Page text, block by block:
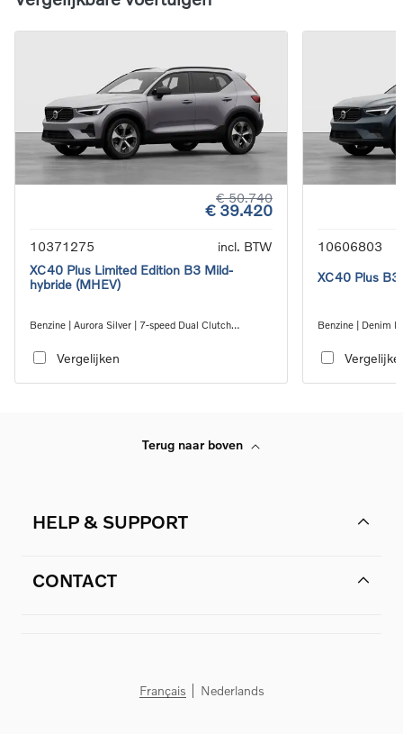
€ 50.740
€ 39.420
10371275
incl. BTW
XC40 Plus Limited Edition B3 Mild-
hybride (MHEV)
Benzine | Aurora Silver | 7-speed Dual Clutch
Vergelijken
10606803
XC40 Plus B3
Benzine | Denim
Terug naar boven
HELP & SUPPORT
CONTACT
Français Nederlands